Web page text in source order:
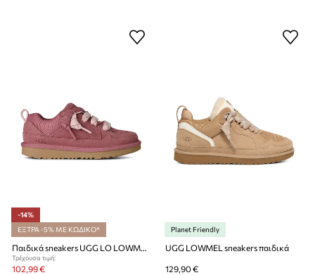
-14%
ΕΞΤΡΑ -5% ΜΕ ΚΩΔΙΚΟ*
Παιδικά sneakers UGG LO LOWMEL
Τρέχουσα τιμή:
102,99 €
Planet Friendly
UGG LOWMEL sneakers παιδικά
129,90 €